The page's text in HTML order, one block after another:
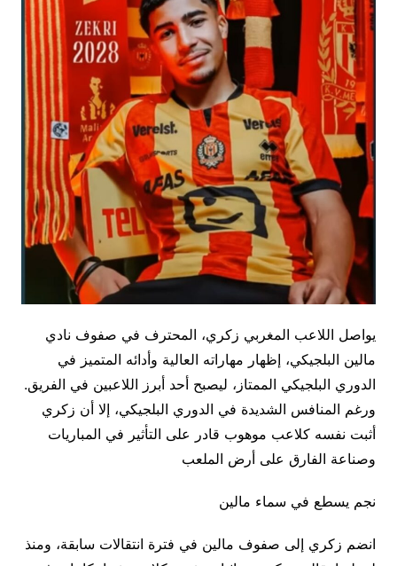
يواصل اللاعب المغربي زكري، المحترف في صفوف نادي
مالين البلجيكي، إظهار مهاراته العالية وأدائه المتميز في
الدوري البلجيكي الممتاز، ليصبح أحد أبرز اللاعبين في الفريق.
ورغم المنافس الشديدة في الدوري البلجيكي، إلا أن زكري
أثبت نفسه كلاعب موهوب قادر على التأثير في المباريات
وصناعة الفارق على أرض الملعب
نجم يسطع في سماء مالين
انضم زكري إلى صفوف مالين في فترة انتقالات سابقة، ومنذ